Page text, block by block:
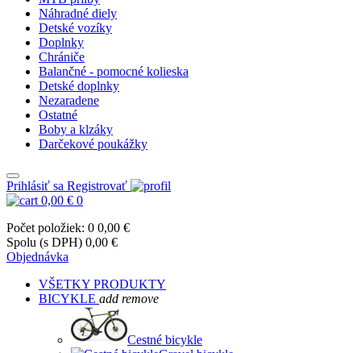
Náhradné diely
Detské vozíky
Doplnky
Chrániče
Balančné - pomocné kolieska
Detské doplnky
Nezaradene
Ostatné
Boby a klzáky
Darčekové poukážky
Prihlásiť sa Registrovať
0,00 € 0
Počet položiek: 0 0,00 €
Spolu (s DPH) 0,00 €
Objednávka
VŠETKY PRODUKTY
BICYKLE add remove
Cestné bicykle